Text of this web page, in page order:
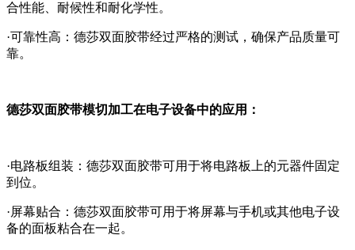
合性能、耐候性和耐化学性。
·可靠性高：德莎双面胶带经过严格的测试，确保产品质量可
靠。
德莎双面胶带模切加工在电子设备中的应用：
·电路板组装：德莎双面胶带可用于将电路板上的元器件固定
到位。
·屏幕贴合：德莎双面胶带可用于将屏幕与手机或其他电子设
备的面板粘合在一起。